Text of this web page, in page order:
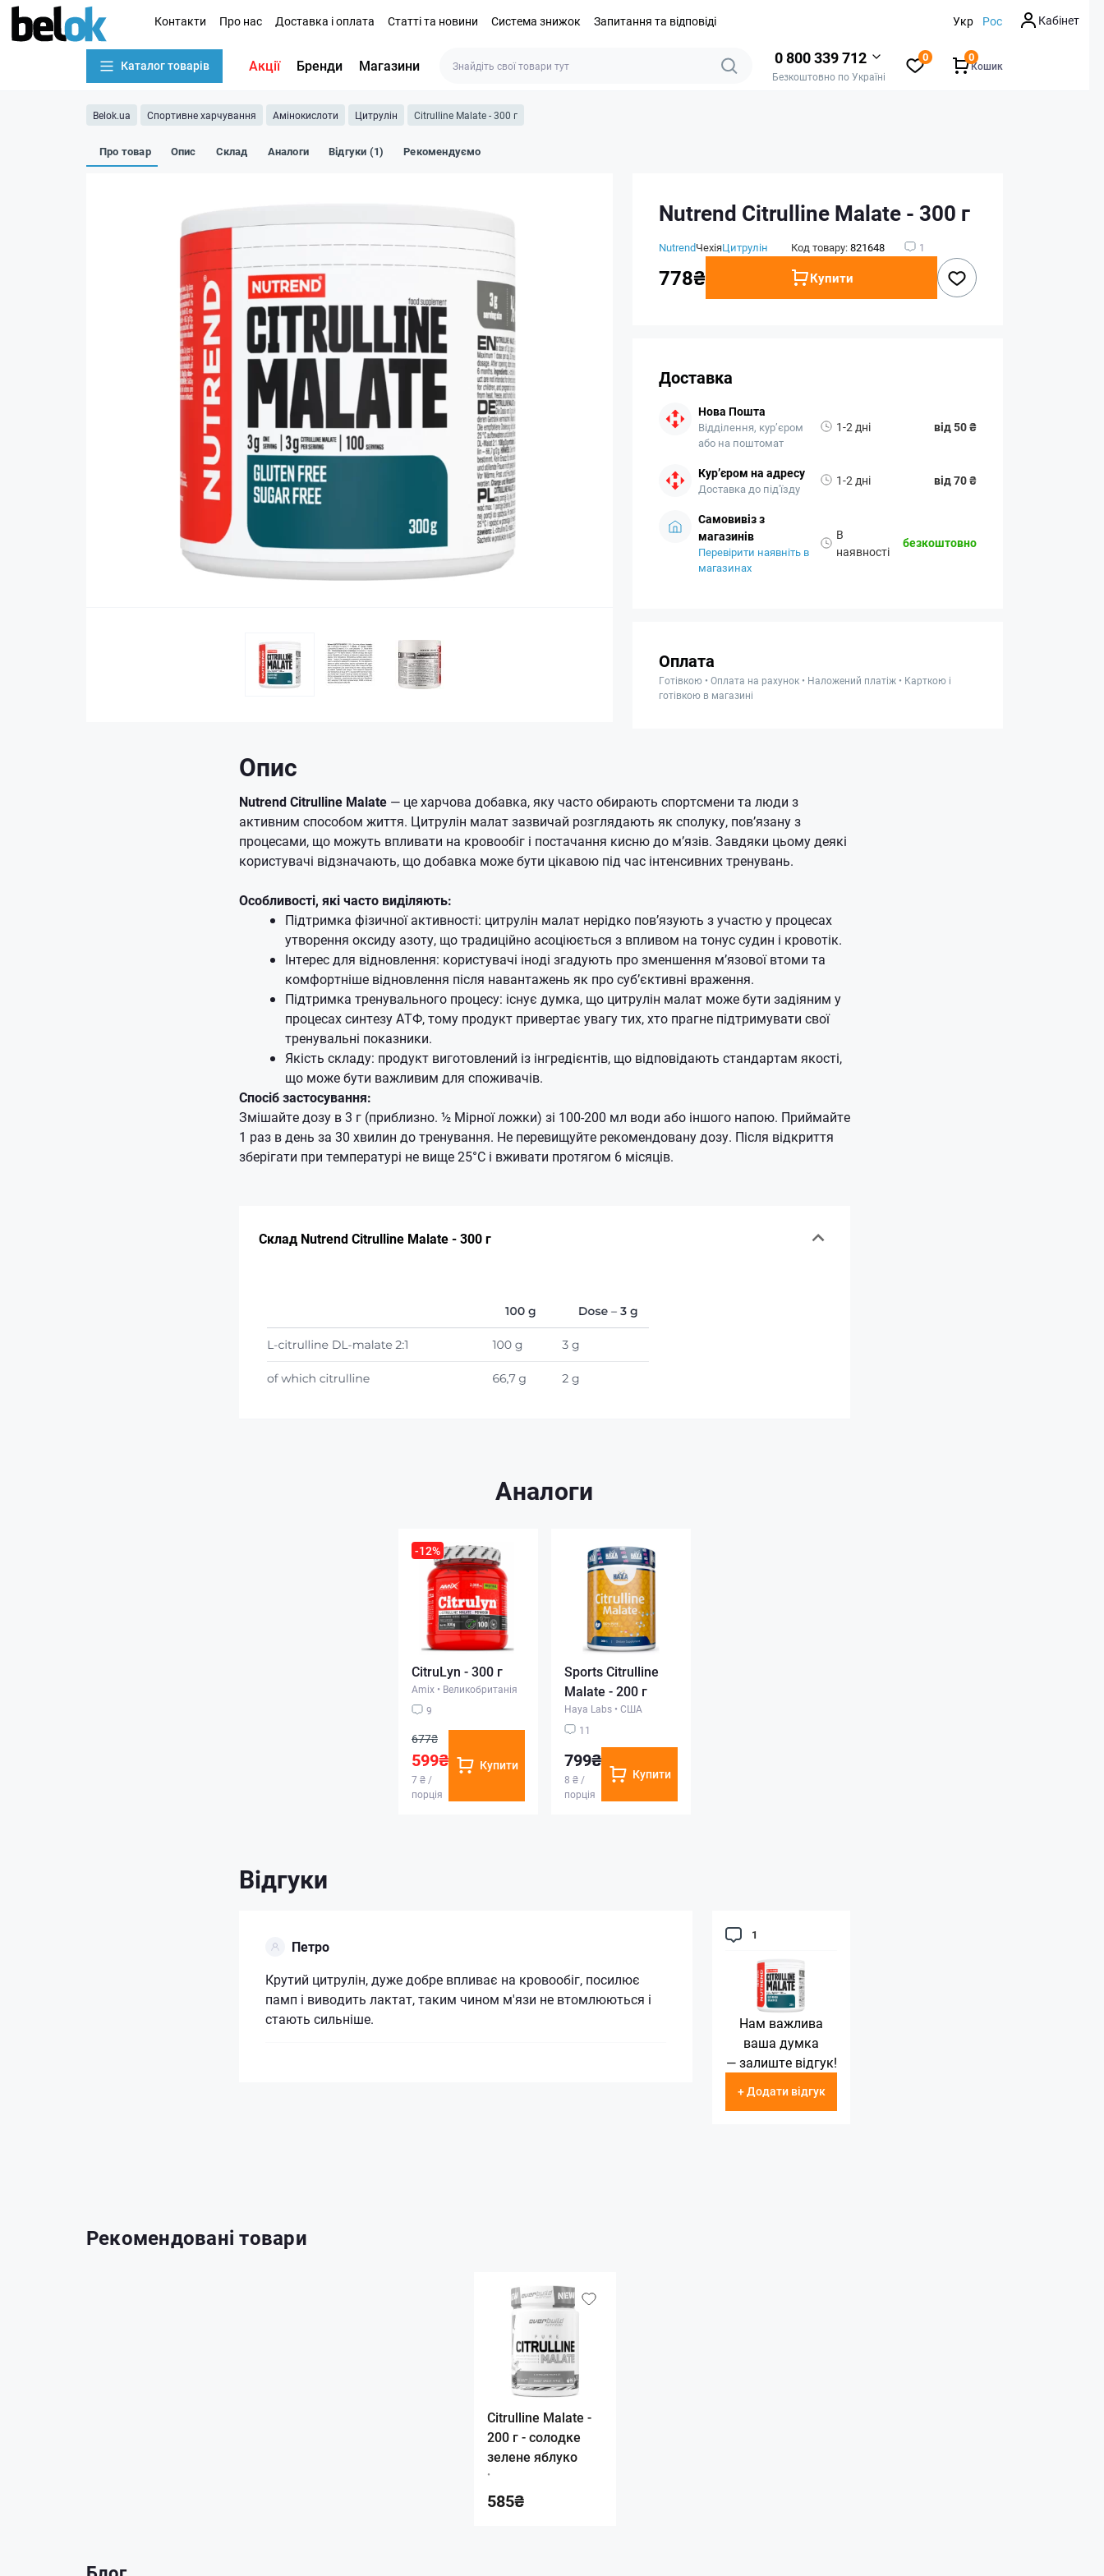
Контакти Про нас Доставка і оплата Статті та новини Система знижок Запитання та відповіді Укр Рос Кабінет
Каталог товарів Акції Бренди Магазини 0 800 339 712
Безкоштовно по Україні
0
Кошик
0
Belok.ua Спортивне харчування Амінокислоти Цитрулін Citrulline Malate - 300 г
Про товар Опис Склад Аналоги Відгуки (1) Рекомендуємо
Nutrend Citrulline Malate - 300 г
NutrendЧехіяЦитрулін Код товару:821648 1
778₴ Купити
Доставка
Нова Пошта
Відділення, кур’єром
або на поштомат
1-2 дні від 50 ₴
Кур’єром на адресу
Доставка до під'їзду
1-2 дні від 70 ₴
Самовивіз з
магазинів
Перевірити наявніть в
магазинах
В
наявності
безкоштовно
Оплата
Готівкою • Оплата на рахунок • Наложений платіж • Карткою і
готівкою в магазині
Опис
Nutrend Citrulline Malate — це харчова добавка, яку часто обирають спортсмени та люди з
активним способом життя. Цитрулін малат зазвичай розглядають як сполуку, пов’язану з
процесами, що можуть впливати на кровообіг і постачання кисню до м’язів. Завдяки цьому деякі
користувачі відзначають, що добавка може бути цікавою під час інтенсивних тренувань.
Особливості, які часто виділяють:
Підтримка фізичної активності: цитрулін малат нерідко пов’язують з участю у процесах
утворення оксиду азоту, що традиційно асоціюється з впливом на тонус судин і кровотік.
Інтерес для відновлення: користувачі іноді згадують про зменшення м’язової втоми та
комфортніше відновлення після навантажень як про суб’єктивні враження.
Підтримка тренувального процесу: існує думка, що цитрулін малат може бути задіяним у
процесах синтезу АТФ, тому продукт привертає увагу тих, хто прагне підтримувати свої
тренувальні показники.
Якість складу: продукт виготовлений із інгредієнтів, що відповідають стандартам якості,
що може бути важливим для споживачів.
Спосіб застосування:
Змішайте дозу в 3 г (приблизно. ½ Мірної ложки) зі 100-200 мл води або іншого напою. Приймайте
1 раз в день за 30 хвилин до тренування. Не перевищуйте рекомендовану дозу. Після відкриття
зберігати при температурі не вище 25°C і вживати протягом 6 місяців.
Склад Nutrend Citrulline Malate - 300 г
Аналоги
-12%
CitruLyn - 300 г
Amix • Великобританія
9
677₴
599₴
7 ₴ /
порція
Купити
Sports Citrulline
Malate - 200 г
Haya Labs • США
11
799₴
8 ₴ /
порція
Купити
Відгуки
1
Нам важлива
ваша думка
— залиште відгук!
+ Додати відгук
Петро
Крутий цитрулін, дуже добре впливає на кровообіг, посилює
памп і виводить лактат, таким чином м'язи не втомлюються і
стають сильніше.
Рекомендовані товари
Citrulline Malate -
200 г - солодке
зелене яблуко
•
585₴